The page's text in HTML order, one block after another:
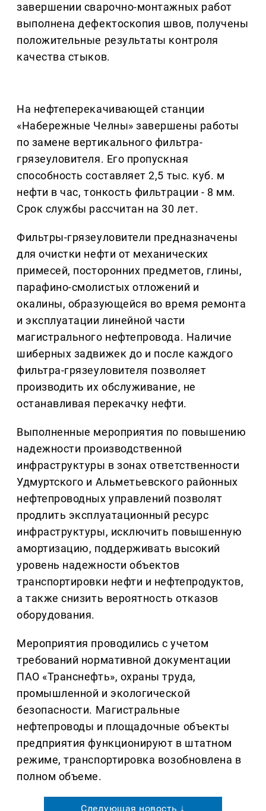
завершении сварочно-монтажных работ
выполнена дефектоскопия швов, получены
положительные результаты контроля
качества стыков.
На нефтеперекачивающей станции
«Набережные Челны» завершены работы
по замене вертикального фильтра-
грязеуловителя. Его пропускная
способность составляет 2,5 тыс. куб. м
нефти в час, тонкость фильтрации - 8 мм.
Срок службы рассчитан на 30 лет.
Фильтры-грязеуловители предназначены
для очистки нефти от механических
примесей, посторонних предметов, глины,
парафино-смолистых отложений и
окалины, образующейся во время ремонта
и эксплуатации линейной части
магистрального нефтепровода. Наличие
шиберных задвижек до и после каждого
фильтра-грязеуловителя позволяет
производить их обслуживание, не
останавливая перекачку нефти.
Выполненные мероприятия по повышению
надежности производственной
инфраструктуры в зонах ответственности
Удмуртского и Альметьевского районных
нефтепроводных управлений позволят
продлить эксплуатационный ресурс
инфраструктуры, исключить повышенную
амортизацию, поддерживать высокий
уровень надежности объектов
транспортировки нефти и нефтепродуктов,
а также снизить вероятность отказов
оборудования.
Мероприятия проводились с учетом
требований нормативной документации
ПАО «Транснефть», охраны труда,
промышленной и экологической
безопасности. Магистральные
нефтепроводы и площадочные объекты
предприятия функционируют в штатном
режиме, транспортировка возобновлена в
полном объеме.
Следующая новость ↓